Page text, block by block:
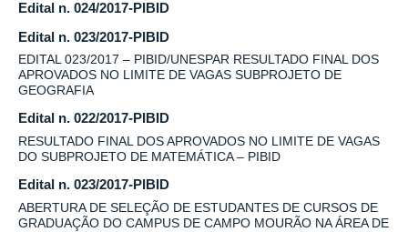
Edital n. 024/2017-PIBID
Edital n. 023/2017-PIBID
EDITAL 023/2017 – PIBID/UNESPAR RESULTADO FINAL DOS
APROVADOS NO LIMITE DE VAGAS SUBPROJETO DE
GEOGRAFIA
Edital n. 022/2017-PIBID
RESULTADO FINAL DOS APROVADOS NO LIMITE DE VAGAS
DO SUBPROJETO DE MATEMÁTICA – PIBID
Edital n. 023/2017-PIBID
ABERTURA DE SELEÇÃO DE ESTUDANTES DE CURSOS DE
GRADUAÇÃO DO CAMPUS DE CAMPO MOURÃO NA ÁREA DE